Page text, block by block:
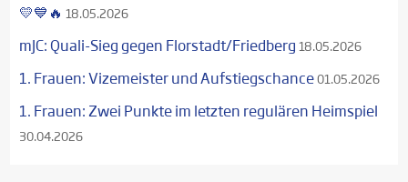
💛💙🔥 18.05.2026
mJC: Quali-Sieg gegen Florstadt/Friedberg 18.05.2026
1. Frauen: Vizemeister und Aufstiegschance01.05.2026
1. Frauen: Zwei Punkte im letzten regulären Heimspiel
30.04.2026